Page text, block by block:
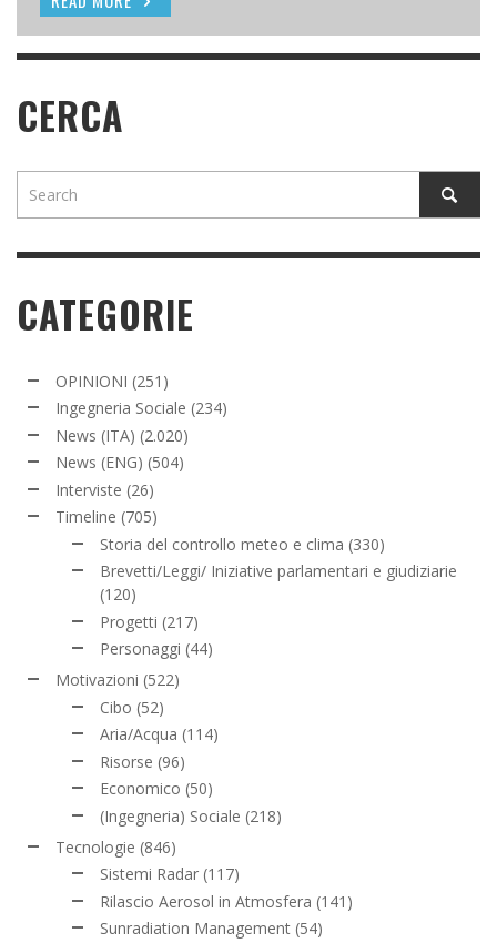
CERCA
CATEGORIE
OPINIONI (251)
Ingegneria Sociale (234)
News (ITA) (2.020)
News (ENG) (504)
Interviste (26)
Timeline (705)
Storia del controllo meteo e clima (330)
Brevetti/Leggi/ Iniziative parlamentari e giudiziarie
(120)
Progetti (217)
Personaggi (44)
Motivazioni (522)
Cibo (52)
Aria/Acqua (114)
Risorse (96)
Economico (50)
(Ingegneria) Sociale (218)
Tecnologie (846)
Sistemi Radar (117)
Rilascio Aerosol in Atmosfera (141)
Sunradiation Management (54)